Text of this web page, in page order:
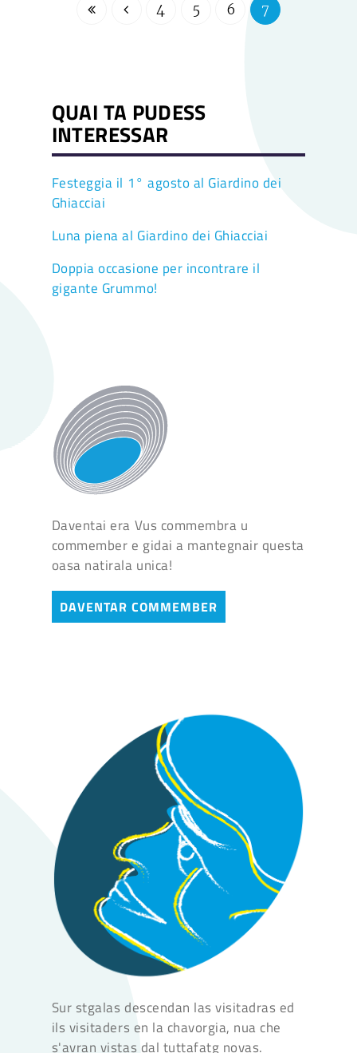
4 5 6 7
QUAI TA PUDESS
INTERESSAR
Festeggia il 1° agosto al Giardino dei
Ghiacciai
Luna piena al Giardino dei Ghiacciai
Doppia occasione per incontrare il
gigante Grummo!
Daventai era Vus commembra u
commember e gidai a mantegnair questa
oasa natirala unica!
DAVENTAR COMMEMBER
Sur stgalas descendan las visitadras ed
ils visitaders en la chavorgia, nua che
s'avran vistas dal tuttafatg novas.